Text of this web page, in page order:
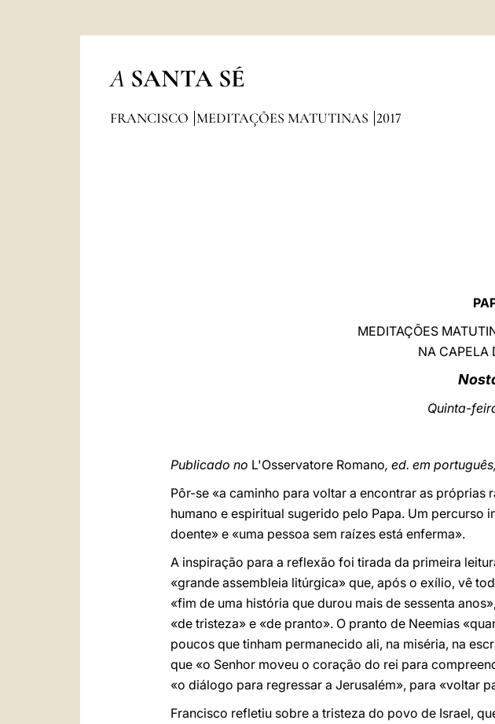
A SANTA SÉ
FRANCISCO MEDITAÇÕES MATUTINAS 2017
MEDITAÇÕES
NA CAPELA
Quinta-
Publicado no L'Osservatore Romano, ed. em
Pôr-se «a caminho para voltar a encontrar as próprias
humano e espiritual sugerido pelo Papa. Um percurso
doente» e «uma pessoa sem raízes está enferma».
A inspiração para a reflexão foi tirada da primeira
«grande assembleia litúrgica» que, após o exílio, vê
«fim de uma história que durou mais de sessenta
«de tristeza» e «de pranto». O pranto de Neemias
poucos que tinham permanecido ali, na miséria, na
que «o Senhor moveu o coração do rei para
«o diálogo para regressar a Jerusalém», para «voltar
Francisco refletiu sobre a tristeza do povo de Israel,